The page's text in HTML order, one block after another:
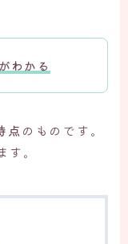
がわかる
点 のものです。
。